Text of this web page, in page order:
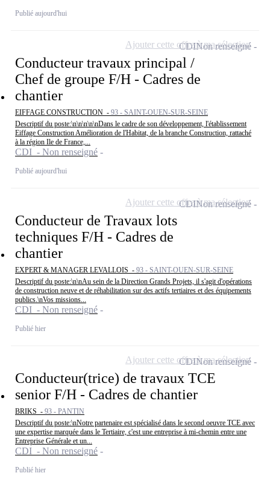
Publié aujourd'hui
Conducteur travaux principal /
Chef de groupe F/H - Cadres de
chantier
EIFFAGE CONSTRUCTION - 93 - SAINT-OUEN-SUR-SEINE
Descriptif du poste:\n\n\n\n\nDans le cadre de son développement, l'établissement
Eiffage Construction Amélioration de l'Habitat, de la branche Construction, rattaché
à la région Ile de France,...
CDI - Non renseigné
Publié aujourd'hui
CDINon renseigné
Ajouter cette offre à ma sélection
Conducteur de Travaux lots
techniques F/H - Cadres de
chantier
EXPERT & MANAGER LEVALLOIS - 93 - SAINT-OUEN-SUR-SEINE
Descriptif du poste:\n\nAu sein de la Direction Grands Projets, il s'agit d'opérations
de construction neuve et de réhabilitation sur des actifs tertiaires et des équipements
publics.\nVos missions...
CDI - Non renseigné
Publié hier
CDINon renseigné
Ajouter cette offre à ma sélection
Conducteur(trice) de travaux TCE
senior F/H - Cadres de chantier
BRIKS - 93 - PANTIN
Descriptif du poste:\nNotre partenaire est spécialisé dans le second oeuvre TCE avec
une expertise marquée dans le Tertiaire, c'est une entreprise à mi-chemin entre une
Entreprise Générale et un...
CDI - Non renseigné
Publié hier
CDINon renseigné
Ajouter cette offre à ma sélection